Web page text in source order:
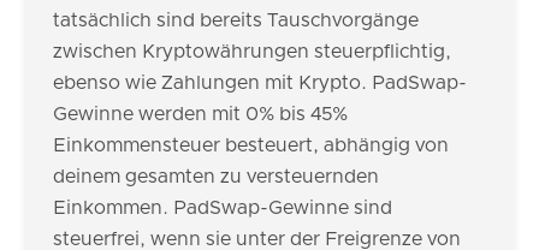
tatsächlich sind bereits Tauschvorgänge
zwischen Kryptowährungen steuerpflichtig,
ebenso wie Zahlungen mit Krypto. PadSwap-
Gewinne werden mit 0% bis 45%
Einkommensteuer besteuert, abhängig von
deinem gesamten zu versteuernden
Einkommen. PadSwap-Gewinne sind
steuerfrei, wenn sie unter der Freigrenze von